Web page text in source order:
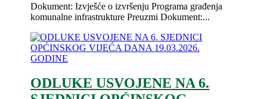
Dokument: Izvješće o izvršenju Programa građenja
komunalne infrastrukture Preuzmi Dokument:...
ODLUKE USVOJENE NA 6.